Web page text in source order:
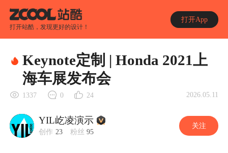
打开站酷，发现更好的设计！
打开App
Keynote定制 | Honda 2021上
海车展发布会
1337 0 24 2026.05.11
YIL屹凌演示
创作 23 粉丝 95
关注